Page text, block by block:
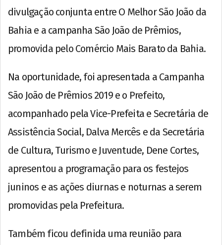
divulgação conjunta entre O Melhor São João da
Bahia e a campanha São João de Prêmios,
promovida pelo Comércio Mais Barato da Bahia.
Na oportunidade, foi apresentada a Campanha
São João de Prêmios 2019 e o Prefeito,
acompanhado pela Vice-Prefeita e Secretária de
Assistência Social, Dalva Mercês e da Secretária
de Cultura, Turismo e Juventude, Dene Cortes,
apresentou a programação para os festejos
juninos e as ações diurnas e noturnas a serem
promovidas pela Prefeitura.
Também ficou definida uma reunião para